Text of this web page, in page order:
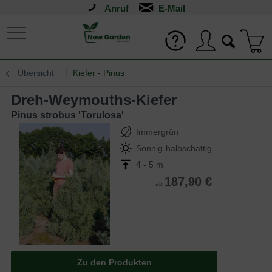
Anruf
Übersicht Kiefer - Pinus
Dreh-Weymouths-Kiefer
Pinus strobus 'Torulosa'
Immergrün
Sonnig-halbschattig
4 - 5 m
ab 187,90 €
Zu den Produkten